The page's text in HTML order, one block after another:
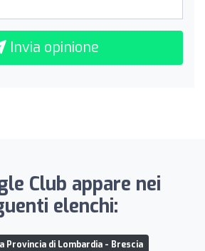
Invia opinione
Club appare nei
elenchi:
Provincia di Lombardia - Brescia